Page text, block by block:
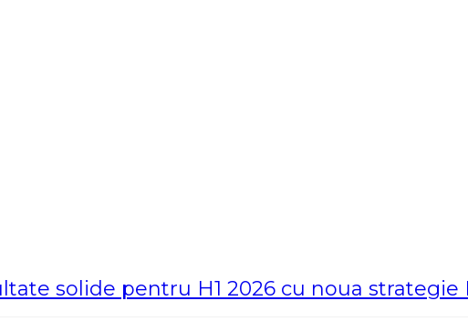
solide pentru H1 2026 cu noua strategie